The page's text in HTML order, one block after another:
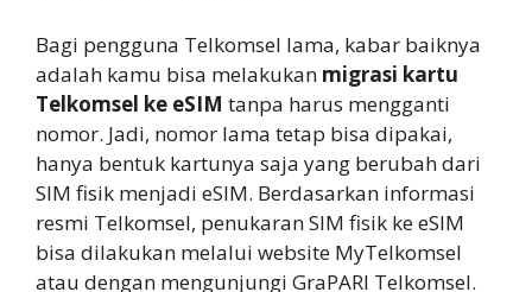
Bagi pengguna Telkomsel lama, kabar baiknya
adalah kamu bisa melakukan migrasi kartu
Telkomsel ke eSIM tanpa harus mengganti
nomor. Jadi, nomor lama tetap bisa dipakai,
hanya bentuk kartunya saja yang berubah dari
SIM fisik menjadi eSIM. Berdasarkan informasi
resmi Telkomsel, penukaran SIM fisik ke eSIM
bisa dilakukan melalui website MyTelkomsel
atau dengan mengunjungi GraPARI Telkomsel.